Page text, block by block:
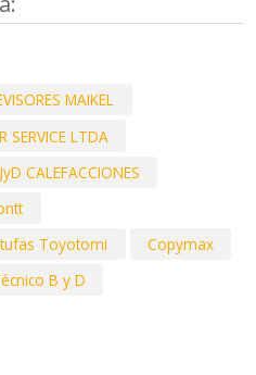
MAIKEL
SERVICE LTDA
JyD CALEFACCIONES
Toyotomi
Copymax
B y D